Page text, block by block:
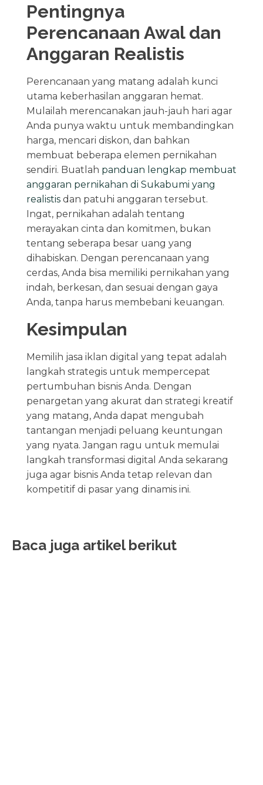
Pentingnya
Perencanaan Awal dan
Anggaran Realistis
Perencanaan yang matang adalah kunci
utama keberhasilan anggaran hemat.
Mulailah merencanakan jauh-jauh hari agar
Anda punya waktu untuk membandingkan
harga, mencari diskon, dan bahkan
membuat beberapa elemen pernikahan
sendiri. Buatlah panduan lengkap membuat
anggaran pernikahan di Sukabumi yang
realistisdan patuhi anggaran tersebut.
Ingat, pernikahan adalah tentang
merayakan cinta dan komitmen, bukan
tentang seberapa besar uang yang
dihabiskan. Dengan perencanaan yang
cerdas, Anda bisa memiliki pernikahan yang
indah, berkesan, dan sesuai dengan gaya
Anda, tanpa harus membebani keuangan.
Kesimpulan
Memilih jasa iklan digital yang tepat adalah
langkah strategis untuk mempercepat
pertumbuhan bisnis Anda. Dengan
penargetan yang akurat dan strategi kreatif
yang matang, Anda dapat mengubah
tantangan menjadi peluang keuntungan
yang nyata. Jangan ragu untuk memulai
langkah transformasi digital Anda sekarang
juga agar bisnis Anda tetap relevan dan
kompetitif di pasar yang dinamis ini.
Baca juga artikel berikut